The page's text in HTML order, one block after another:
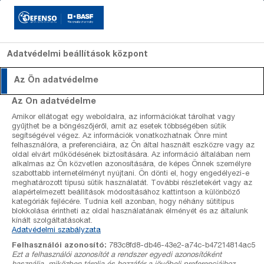
Szakcikkek
Szőlő
Revyona
lombfalfelület
kalkulátor
lombfalfelület
kalkulátor
Szőlő
Gombaölő
szerek
Gyomirtó
szerek
Rovarölő
szerek
Gombaölő
szerek
Gyomirtó
szerek
Növekedést
szabályozó
szerek
Előrejelzések
Szőlő állomás adatok
Kalkulátorok
Termékek
Rólunk
Szakértőink
Adatvédelmi beállítások központ
Az Ön adatvédelme
Az Ön adatvédelme
Amikor ellátogat egy weboldalra, az információkat tárolhat vagy
gyűjthet be a böngészőjéről, amit az esetek többségében sütik
segítségével végez. Az információk vonatkozhatnak Önre mint
felhasználóra, a preferenciáira, az Ön által használt eszközre vagy az
oldal elvárt működésének biztosítására. Az információ általában nem
alkalmas az Ön közvetlen azonosítására, de képes Önnek személyre
szabottabb internetélményt nyújtani. Ön dönti el, hogy engedélyezi-e
meghatározott típusú sütik használatát. További részletekért vagy az
alapértelmezett beállítások módosításához kattintson a különböző
kategóriák fejlécére. Tudnia kell azonban, hogy néhány sütitípus
blokkolása érintheti az oldal használatának élményét és az általunk
kínált szolgáltatásokat.
Adatvédelmi szabályzata
Felhasználói azonosító: 783c8fd8-db46-43e2-a74c-b47214814ac5
Ezt a felhasználói azonosítót a rendszer egyedi azonosítóként